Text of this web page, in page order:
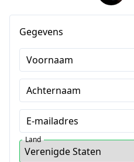
Gegevens
Voornaam
Achternaam
E-mailadres
Land